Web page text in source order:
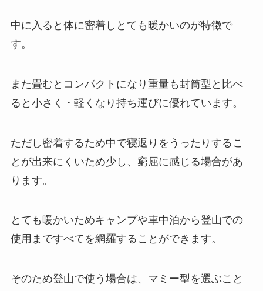
中に入ると体に密着しとても暖かいのが特徴で
す。
また畳むとコンパクトになり重量も封筒型と比べ
ると小さく・軽くなり持ち運びに優れています。
ただし密着するため中で寝返りをうったりするこ
とが出来にくいため少し、窮屈に感じる場合があ
ります。
とても暖かいためキャンプや車中泊から登山での
使用まですべてを網羅することができます。
そのため登山で使う場合は、マミー型を選ぶこと